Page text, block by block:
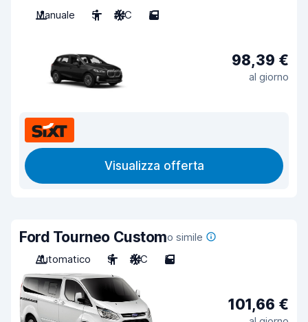
Manuale 5 A/C 5
98,39 €
al giorno
Visualizza offerta
Ford Tourneo Customo simile
Automatico
9 A/C 5
101,66 €